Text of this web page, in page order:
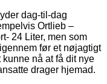
dag-til-dag
Ortlieb –
24 Liter, men som
før et nøjagtigt
nå at få dit nye
drager hjemad.